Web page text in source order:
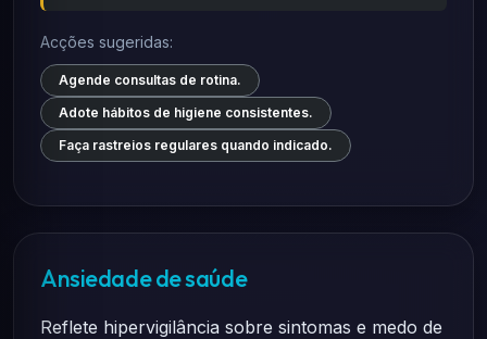
Acções sugeridas:
Agende consultas de rotina.
Adote hábitos de higiene consistentes.
Faça rastreios regulares quando indicado.
Ansiedade de saúde
Reflete hipervigilância sobre sintomas e medo de